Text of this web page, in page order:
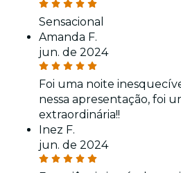
Sensacional
Amanda F.
jun. de 2024
Foi uma noite
nessa apresentação, foi
extraordinária!!
Inez F.
jun. de 2024